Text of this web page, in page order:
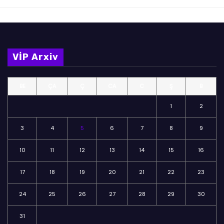
VİP Arxiv
1 2
3 4 5 6 7 8 9
10 11 12 13 14 15 16
17 18 19 20 21 22 23
24 25 26 27 28 29 30
31